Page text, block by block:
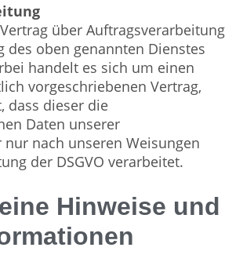
über Auftragsverarbeitung
des oben genannten Dienstes
handelt es sich um einen
vorgeschriebenen Vertrag,
dass dieser die
Daten unserer
nach unseren Weisungen
der DSGVO verarbeitet.
Hinweise und